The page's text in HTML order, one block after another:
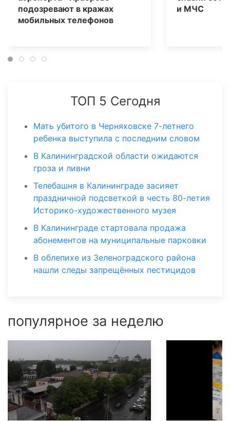
подозревают в кражах
мобильных телефонов
и МЧС
ТОП 5 Сегодня
Мать убитого в Черняховске 7-летнего
ребенка выступила с последним словом
В Калининградской области ожидаются
гроза и ливни
Телебашня в Калининграде засияет
праздничной подсветкой в честь 80-летия
Историко-художественного музея
В Калининграде стартовала продажа
абонементов на муниципальные парковки
В облепихе из Зеленоградского района
нашли следы запрещённых пестицидов
популярное за неделю